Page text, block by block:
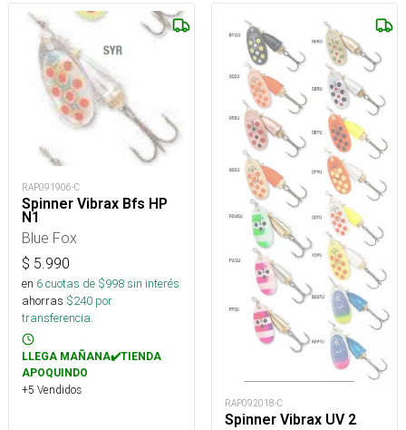
RAP091906-C
Spinner Vibrax Bfs HP
N1
Blue Fox
$ 5.990
en 6cuotas de $998sin interés
ahorras $240 por
transferencia.
LLEGA MAÑANA✔️TIENDA
APOQUINDO
+5 Vendidos
RAP092018-C
Spinner Vibrax UV 2